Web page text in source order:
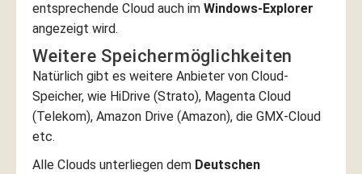
entsprechende Cloud auch im Windows-Explorer
angezeigt wird.
Weitere Speichermöglichkeiten
Natürlich gibt es weitere Anbieter von Cloud-
Speicher, wie HiDrive (Strato), Magenta Cloud
(Telekom), Amazon Drive (Amazon), die GMX-Cloud
etc.
Alle Clouds unterliegen dem Deutschen